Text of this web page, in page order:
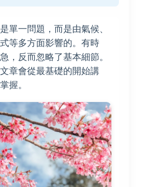
單一問題，而是由氣候、
等多方面影響的。有時
，反而忽略了基本細節。
章會從最基礎的開始講
握。